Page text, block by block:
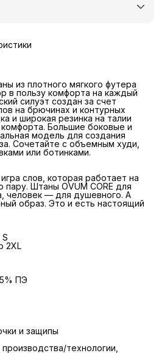
из плотного мягкого футера
в пользу комфорта на каждый
силуэт создан за счет
на брючинах и контурных
и широкая резинка на талии
Большие боковые и
модель для создания
Сочетайте с объемным худи,
или ботинками.
слов, которая работает на
пару. Штаны OVUM CORE для
человек — для душевного. А
образ. Это и есть настоящий
2XL
ПЭ
и защипы
технологии,